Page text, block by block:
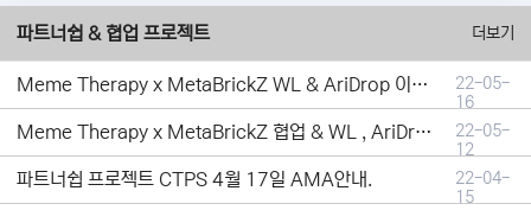
파트너쉽 & 협업 프로젝트 더보기
Meme Therapy x MetaBrickZ WL & AriDrop 이벤트 결과안내!
22-05-
16
Meme Therapy x MetaBrickZ 협업 & WL , AriDrop 이벤트 안내
22-05-
12
파트너쉽 프로젝트 CTPS 4월 17일 AMA안내.
22-04-
15